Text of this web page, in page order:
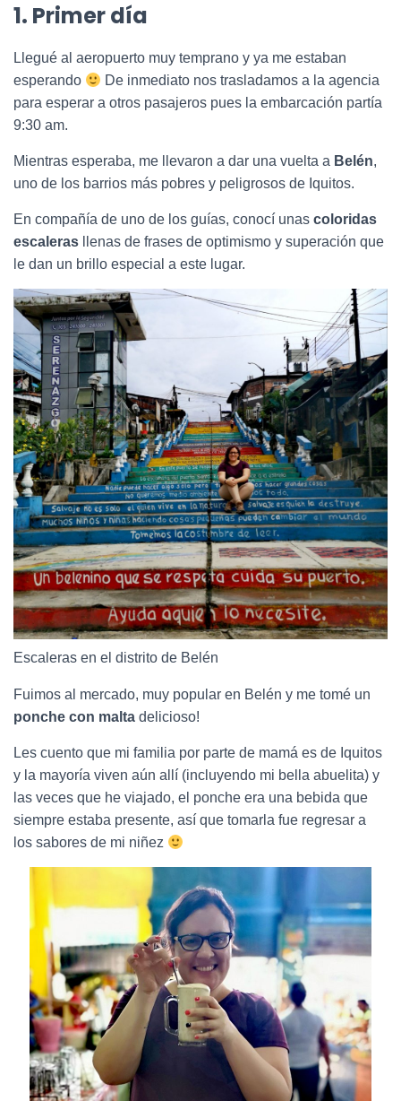
1. Primer día
Llegué al aeropuerto muy temprano y ya me estaban
esperando
De inmediato nos trasladamos a la agencia
para esperar a otros pasajeros pues la embarcación partía
9:30 am.
Mientras esperaba, me llevaron a dar una vuelta a Belén,
uno de los barrios más pobres y peligrosos de Iquitos.
En compañía de uno de los guías, conocí unas coloridas
escaleras llenas de frases de optimismo y superación que
le dan un brillo especial a este lugar.
Escaleras en el distrito de Belén
Fuimos al mercado, muy popular en Belén y me tomé un
ponche con malta delicioso!
Les cuento que mi familia por parte de mamá es de Iquitos
y la mayoría viven aún allí (incluyendo mi bella abuelita) y
las veces que he viajado, el ponche era una bebida que
siempre estaba presente, así que tomarla fue regresar a
los sabores de mi niñez